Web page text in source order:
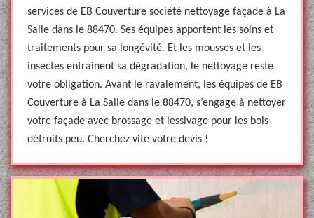
services de EB Couverture société nettoyage façade à La
Salle dans le 88470. Ses équipes apportent les soins et
traitements pour sa longévité. Et les mousses et les
insectes entrainent sa dégradation, le nettoyage reste
votre obligation. Avant le ravalement, les équipes de EB
Couverture à La Salle dans le 88470, s’engage à nettoyer
votre façade avec brossage et lessivage pour les bois
détruits peu. Cherchez vite votre devis !